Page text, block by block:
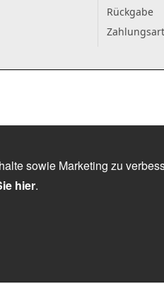
Rückgabe
sowie Marketing zu
hier.